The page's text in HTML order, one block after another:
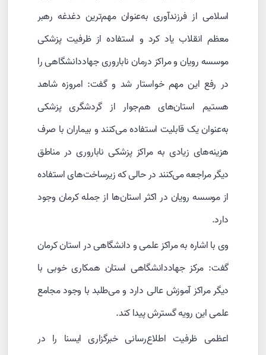
اسلامی از فرزندآوری به‌عنوان مهم‌ترین دغدغه رهبر
معظم انقلاب یاد کرد و استفاده از ظرفیت پزشکی
موسسه رویان و مراکز درمان ناباروری جهاددانشگاهی را
در رفع این مهم خواستار شد و گفت: امروزه شاهد
هستیم استان‌های هم‌جوار از گردشگری پزشکی
به‌عنوان یک قابلیت استفاده می‌کنند و بیماران با صرف
هزینه‌های زیادی به مراکز پزشکی ناباروری در مناطق
دیگر مراجعه می‌کنند در حالی که زیرساخت‌های استفاده
از موسسه رویان در اکثر استان‌ها از جمله کرمان وجود
دارد.
وی با اشاره به مراکز علمی و دانشگاهی در استان کرمان
گفت: مرکز جهاددانشگاهی استان همکاری خوبی با
دیگر مراکز آموزش عالی دارد و می‌طلبد با وجود مجامع
علمی این رویه گسترش پیدا کند.
اعظمی ظرفیت اطلاع‌رسانی خبرگزاری ایسنا را در